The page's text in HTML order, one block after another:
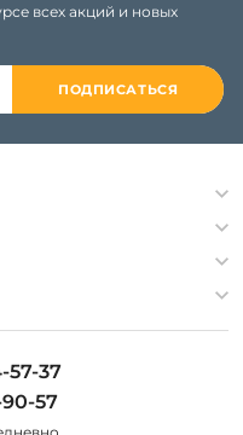
всех акций и новых
ПОДПИСАТЬСЯ
57-37
57